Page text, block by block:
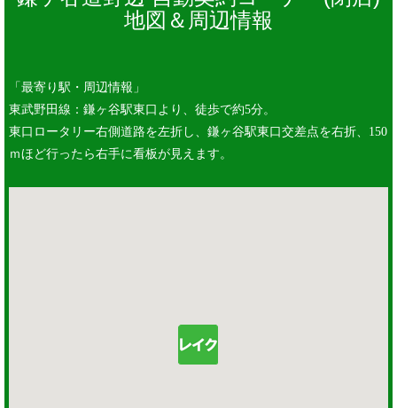
地図＆周辺情報
「最寄り駅・周辺情報」
東武野田線：鎌ヶ谷駅東口より、徒歩で約5分。
東口ロータリー右側道路を左折し、鎌ヶ谷駅東口交差点を右折、150
ｍほど行ったら右手に看板が見えます。